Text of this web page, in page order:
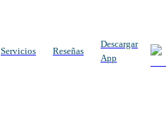
Servicios Reseñas
Descargar
App